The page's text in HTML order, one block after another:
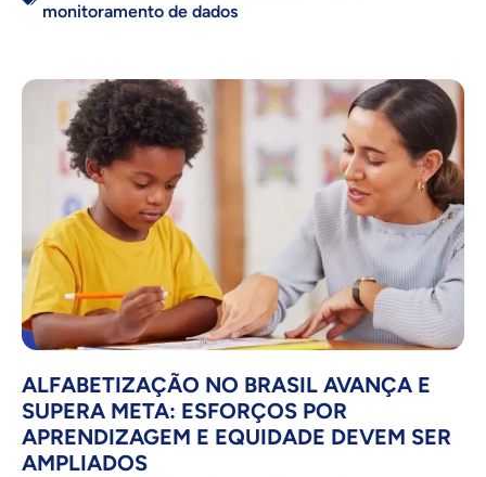
monitoramento de dados
ALFABETIZAÇÃO NO BRASIL AVANÇA E
SUPERA META: ESFORÇOS POR
APRENDIZAGEM E EQUIDADE DEVEM SER
AMPLIADOS